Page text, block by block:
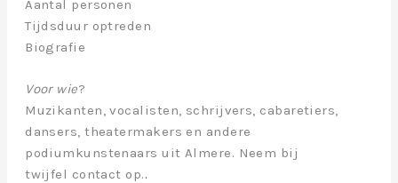
Aantal personen
Tijdsduur optreden
Biografie
Voor wie?
Muzikanten, vocalisten, schrijvers, cabaretiers,
dansers, theatermakers en andere
podiumkunstenaars uit Almere. Neem bij
twijfel contact op..